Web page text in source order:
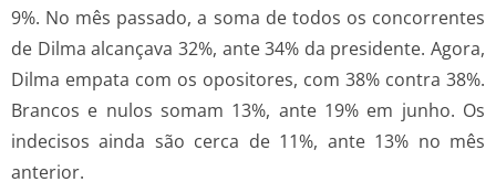
9%. No mês passado, a soma de todos os concorrentes
de Dilma alcançava 32%, ante 34% da presidente. Agora,
Dilma empata com os opositores, com 38% contra 38%.
Brancos e nulos somam 13%, ante 19% em junho. Os
indecisos ainda são cerca de 11%, ante 13% no mês
anterior.